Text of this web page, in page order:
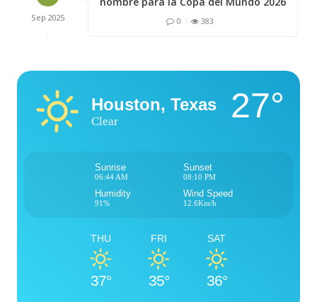
Sep 2025 0 383
Houston, Texas
Clear 27°
Sunrise
06:44 AM
Sunset
08:10 PM
Humidity
91%
Wind Speed
12.6Km/h
THU
37°
FRI
35°
SAT
36°